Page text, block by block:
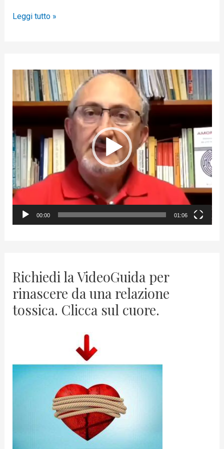
Leggi tutto »
d
o
P
l
a
y
00:00 01:06
Richiedi la VideoGuida per
rinascere da una relazione
tossica. Clicca sul cuore.